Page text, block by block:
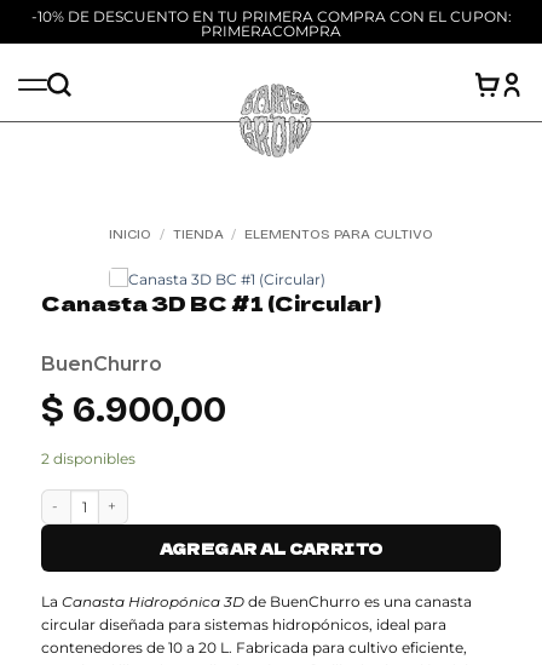
-10% DE DESCUENTO EN TU PRIMERA COMPRA CON EL CUPON:
PRIMERACOMPRA
contenido
INICIO / TIENDA / ELEMENTOS PARA CULTIVO
wishlist
Canasta 3D BC #1 (Circular)
BuenChurro
$ 6.900,00
2 disponibles
Canasta 3D BC #1 (Circular) cantidad
AGREGAR AL CARRITO
La Canasta Hidropónica 3Dde BuenChurro es una canasta
circular diseñada para sistemas hidropónicos, ideal para
contenedores de 10 a 20 L. Fabricada para cultivo eficiente,